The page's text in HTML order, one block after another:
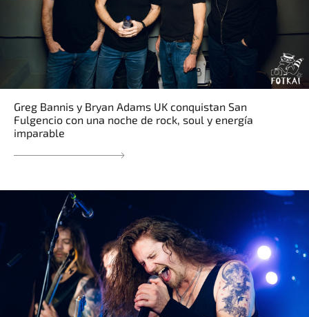
Greg Bannis y Bryan Adams UK conquistan San
Fulgencio con una noche de rock, soul y energía
imparable